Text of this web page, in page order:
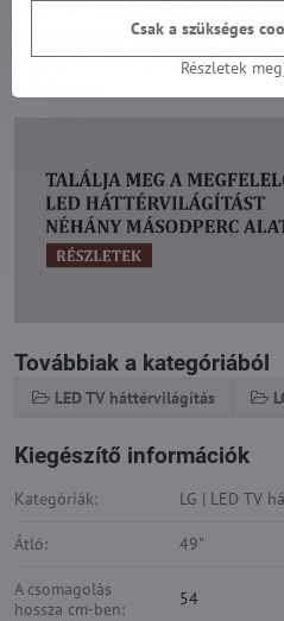
használhatnak (különböző
kérjük, ellenőrizze, hogy a TV-je
Továbbiak a kategóriából
LED TV háttérvilágítás
Kiegészítő információk
Kategóriák: LG | LED TV
Átló: 49"
A csomagolás
hossza cm-ben:
54
Részletek
Csak a szükséges